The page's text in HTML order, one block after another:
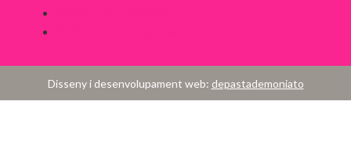
Disseny i desenvolupament web: depastademoniato